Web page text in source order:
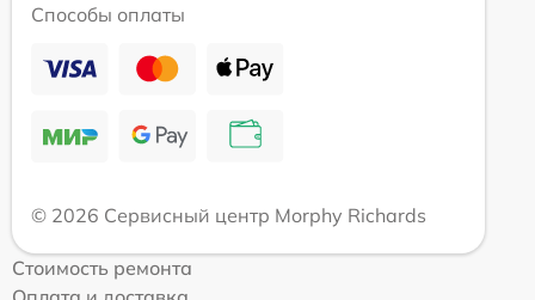
Способы оплаты
© 2026 Сервисный центр Morphy Richards
Стоимость ремонта